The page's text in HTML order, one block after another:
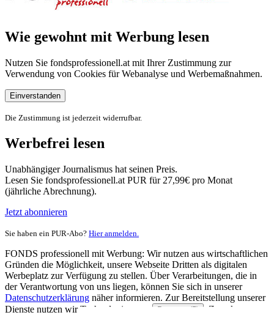
Wie gewohnt mit Werbung lesen
Nutzen Sie fondsprofessionell.at mit Ihrer Zustimmung zur
Verwendung von Cookies für Webanalyse und Werbemaßnahmen.
Einverstanden
Die Zustimmung ist jederzeit widerrufbar.
Werbefrei lesen
Unabhängiger Journalismus hat seinen Preis.
Lesen Sie fondsprofessionell.at PUR für 27,99€ pro Monat
(jährliche Abrechnung).
Jetzt abonnieren
Sie haben ein PUR-Abo? Hier anmelden.
FONDS professionell mit Werbung: Wir nutzen aus wirtschaftlichen
Gründen die Möglichkeit, unsere Webseite Dritten als digitalen
Werbeplatz zur Verfügung zu stellen. Über Verarbeitungen, die in
der Verantwortung von uns liegen, können Sie sich in unserer
Datenschutzerklärung näher informieren. Zur Bereitstellung unserer
Dienste nutzen wir Technologien von
Partnern (5)
. Zwecke: